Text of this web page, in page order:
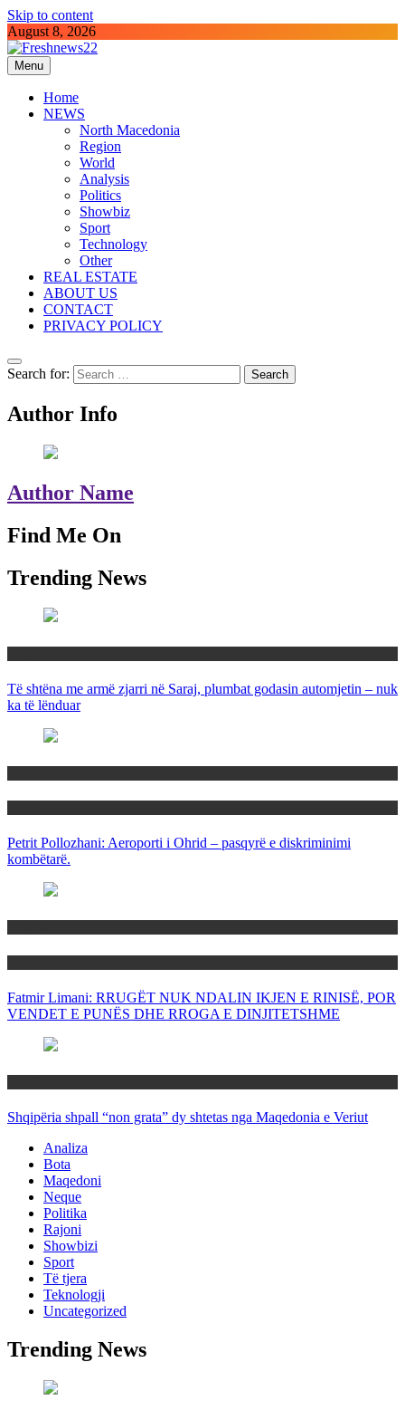
Skip to content
August 8, 2026
Freshnews22
Best News Website in North Macedonia
Menu
Home
NEWS
North Macedonia
Region
World
Analysis
Politics
Showbiz
Sport
Technology
Other
REAL ESTATE
ABOUT US
CONTACT
PRIVACY POLICY
Search for:
Author Info
Author Name
Find Me On
Trending News
Të shtëna me armë zjarri në Saraj, plumbat godasin automjetin – nuk
ka të lënduar
Petrit Pollozhani: Aeroporti i Ohrid – pasqyrë e diskriminimi
kombëtarë.
Fatmir Limani: RRUGËT NUK NDALIN IKJEN E RINISË, POR
VENDET E PUNËS DHE RROGA E DINJITETSHME
Shqipëria shpall “non grata” dy shtetas nga Maqedonia e Veriut
Analiza
Bota
Maqedoni
Neque
Politika
Rajoni
Showbizi
Sport
Të tjera
Teknologji
Uncategorized
Trending News